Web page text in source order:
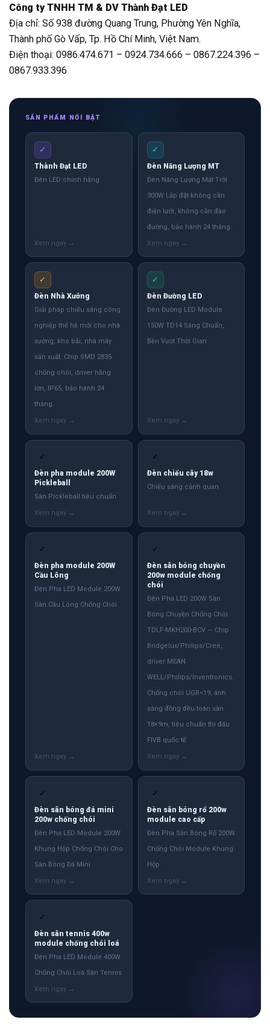
Công ty TNHH TM & DV Thành Đạt LED
Địa chỉ: Số 938 đường Quang Trung, Phường Yên Nghĩa,
Thành phố Gò Vấp, Tp. Hồ Chí Minh, Việt Nam.
Điện thoại: 0986.474.671 – 0924.734.666 – 0867.224.396 –
0867.933.396
SẢN PHẨM NỔI BẬT
✓
Thành Đạt LED
Đèn LED chính hãng
✓
Đèn Năng Lượng MT
Đèn Năng Lượng Mặt Trời
300W Lắp đặt không cần
điện lưới, không cần đào
đường, bảo hành 24 tháng.
✓
Đèn Nhà Xưởng
Giải pháp chiếu sáng công
nghiệp thế hệ mới cho nhà
xưởng, kho bãi, nhà máy
sản xuất. Chip SMD 2835
chống chói, driver hãng
lớn, IP65, bảo hành 24
tháng.
✓
Đèn Đường LED
Đèn Đường LED Module
150W TD14 Sáng Chuẩn,
Bền Vượt Thời Gian
✓
Đèn pha module 200W
Pickleball
Sân Pickleball tiêu chuẩn
✓
Đèn chiếu cây 18w
Chiếu sáng cảnh quan
✓
Đèn pha module 200W
Cầu Lông
Đèn Pha LED Module 200W
Sân Cầu Lông Chống Chói
✓
Đèn sân bóng chuyền
200w module chống
chói
Đèn Pha LED 200W Sân
Bóng Chuyền Chống Chói
TDLF-MKH200-BCV — Chip
Bridgelux/Philips/Cree,
driver MEAN
WELL/Philips/Inventronics.
Chống chói UGR<19, ánh
sáng đồng đều toàn sân
18×9m, tiêu chuẩn thi đấu
FIVB quốc tế
✓
Đèn sân bóng đá mini
200w chống chói
Đèn Pha LED Module 200W
Khung Hộp Chống Chói Cho
Sân Bóng Đá Mini
✓
Đèn sân bóng rổ 200w
module cao cấp
Đèn Pha Sân Bóng Rổ 200W
Chống Chói Module Khung
Hộp
✓
Đèn sân tennis 400w
module chống chói loá
Đèn Pha LED Module 400W
Chống Chói Loá Sân Tennis